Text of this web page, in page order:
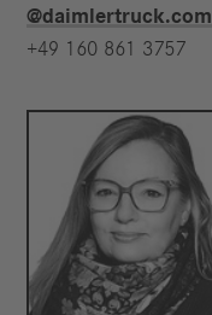
@daimlertruck.com
+49 160 861 3757